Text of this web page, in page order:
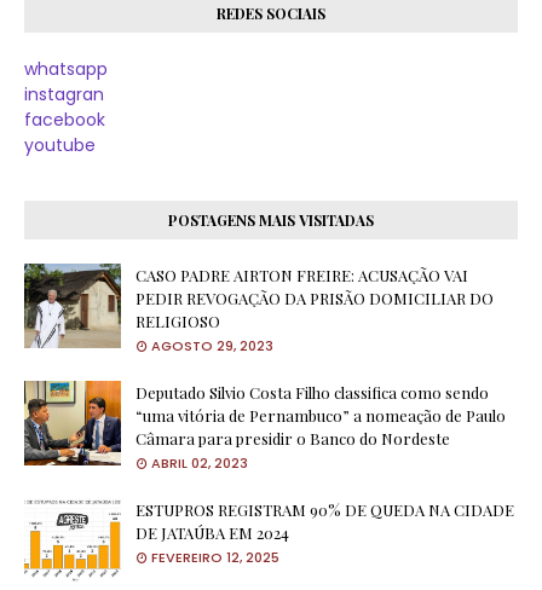
REDES SOCIAIS
whatsapp
instagran
facebook
youtube
POSTAGENS MAIS VISITADAS
CASO PADRE AIRTON FREIRE: ACUSAÇÃO VAI
PEDIR REVOGAÇÃO DA PRISÃO DOMICILIAR DO
RELIGIOSO
AGOSTO 29, 2023
Deputado Silvio Costa Filho classifica como sendo
“uma vitória de Pernambuco” a nomeação de Paulo
Câmara para presidir o Banco do Nordeste
ABRIL 02, 2023
ESTUPROS REGISTRAM 90% DE QUEDA NA CIDADE
DE JATAÚBA EM 2024
FEVEREIRO 12, 2025